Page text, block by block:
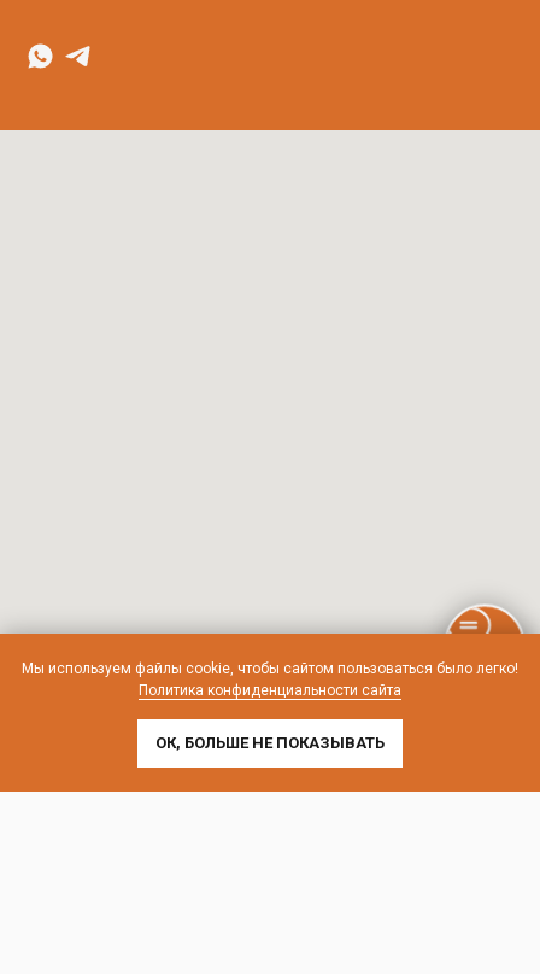
Мы используем файлы cookie, чтобы сайтом пользоваться было легко!
Политика конфиденциальности сайта
ОК, БОЛЬШЕ НЕ ПОКАЗЫВАТЬ